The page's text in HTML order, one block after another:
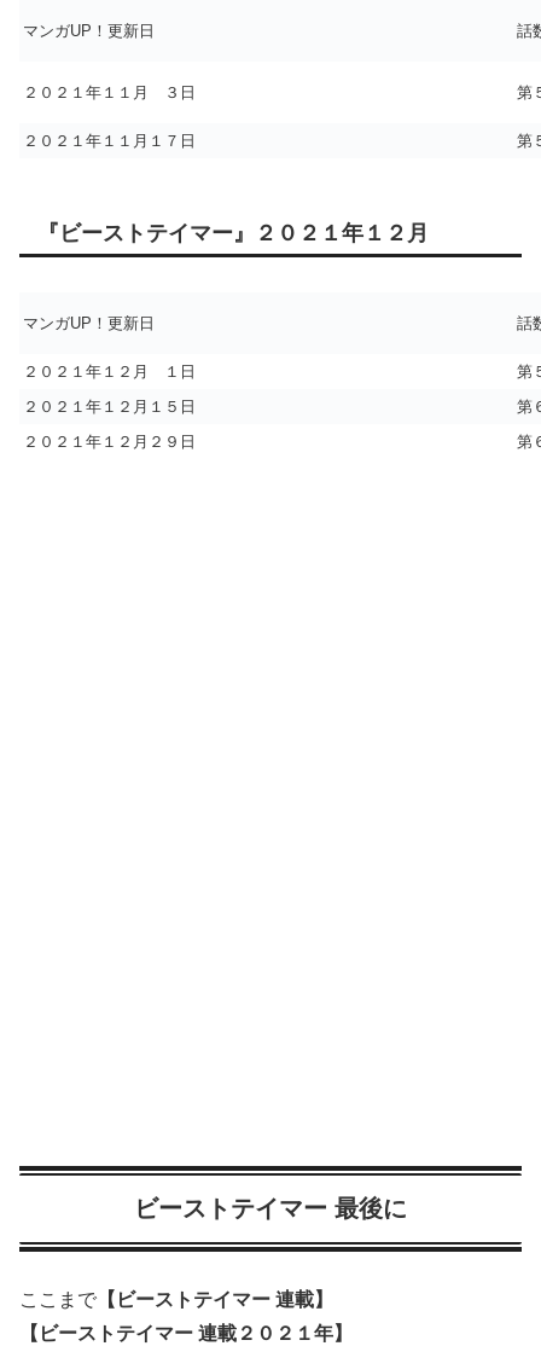
マンガUP！更新日 話
２０２１年１１月 ３日 第
２０２１年１１月１７日 第
『ビーストテイマー』２０２１年１２月
マンガUP！更新日 話
２０２１年１２月 １日
第
２０２１年１２月１５日
第
２０２１年１２月２９日
第
ビーストテイマー 最後に
ここまで 【ビーストテイマー 連載】
【ビーストテイマー 連載２０２１年】